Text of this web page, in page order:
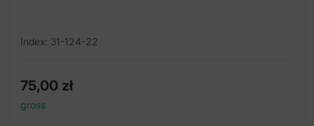
Index: 31-124-22
75,00 zł
gross